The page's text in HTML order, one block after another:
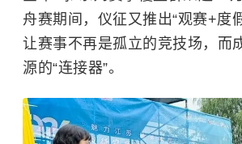
舟赛期间，仪征又推出“观赛+度
让赛事不再是孤立的竞技场，而
源的“连接器”。